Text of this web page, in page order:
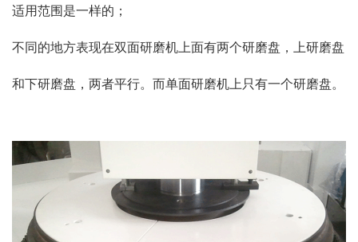
适用范围是一样的；
不同的地方表现在双面研磨机上面有两个研磨盘，上研磨盘
和下研磨盘，两者平行。而单面研磨机上只有一个研磨盘。